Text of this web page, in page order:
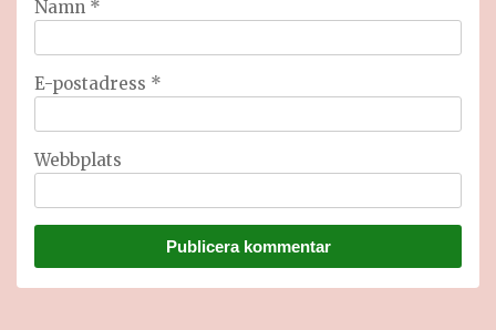
Namn *
E-postadress *
Webbplats